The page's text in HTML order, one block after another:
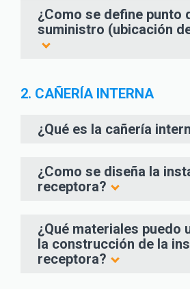
¿Como se define punto
suministro (ubicación
2. CAÑERÍA INTERNA
¿Qué es la cañería
¿Como se diseña la
receptora?
¿Qué materiales puedo
la construcción de la
receptora?